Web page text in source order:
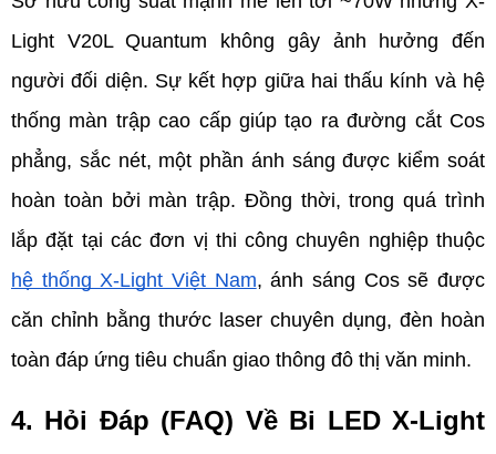
Light V20L Quantum không gây ảnh hưởng đến
người đối diện. Sự kết hợp giữa hai thấu kính và hệ
thống màn trập cao cấp giúp tạo ra đường cắt Cos
phẳng, sắc nét, một phần ánh sáng được kiểm soát
hoàn toàn bởi màn trập. Đồng thời, trong quá trình
hệ thống X-Light Việt Nam, ánh sáng Cos sẽ được
căn chỉnh bằng thước laser chuyên dụng, đèn hoàn
toàn đáp ứng tiêu chuẩn giao thông đô thị văn minh.
4. Hỏi Đáp (FAQ) Về Bi LED X-Light